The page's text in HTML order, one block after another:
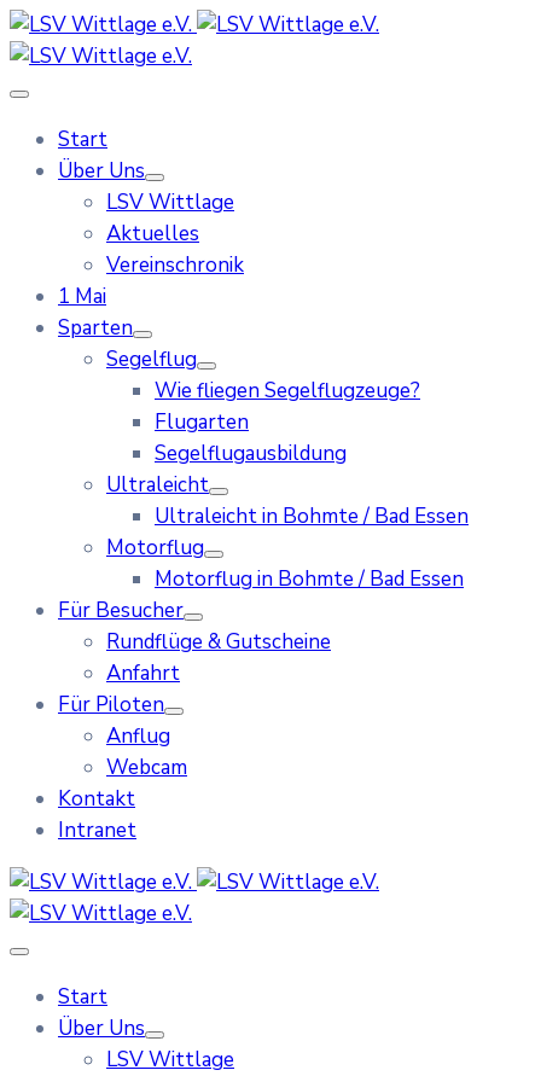
Start
Über Uns
LSV Wittlage
Aktuelles
Vereinschronik
1 Mai
Sparten
Segelflug
Wie fliegen Segelflugzeuge?
Flugarten
Segelflugausbildung
Ultraleicht
Ultraleicht in Bohmte / Bad Essen
Motorflug
Motorflug in Bohmte / Bad Essen
Für Besucher
Rundflüge & Gutscheine
Anfahrt
Für Piloten
Anflug
Webcam
Kontakt
Intranet
Start
Über Uns
LSV Wittlage